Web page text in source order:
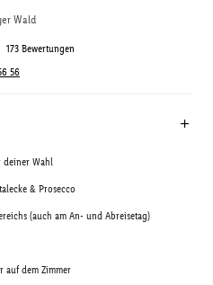
Wald
173 Bewertungen
56
deiner Wahl
& Prosecco
(auch am An- und Abreisetag)
auf dem Zimmer